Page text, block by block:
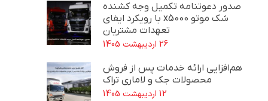
صدور دعوتنامه تکمیل وجه کشنده
شک موتو x5000 با رویکرد ایفای
تعهدات مشتریان
26 اردیبهشت 1405
هم‌افزایی ارائه خدمات پس از فروش
محصولات جک و لاماری تراک
12 اردیبهشت 1405